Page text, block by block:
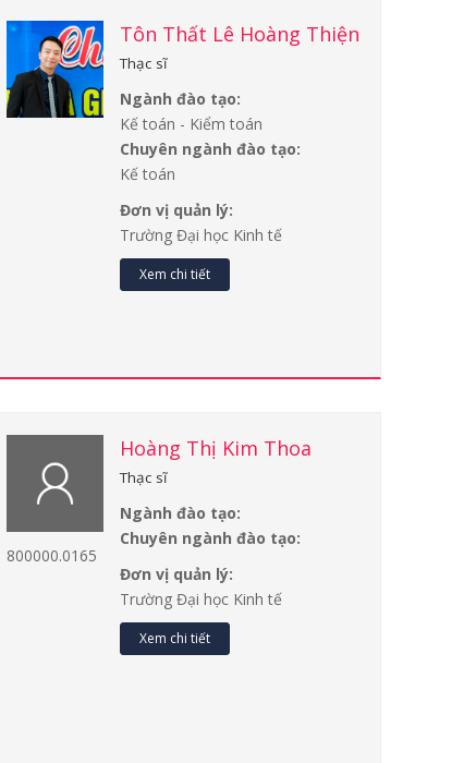
Tôn Thất Lê Hoàng Thiện
Thạc sĩ
Ngành đào tạo:
Kế toán - Kiểm toán
Chuyên ngành đào tạo:
Kế toán
Đơn vị quản lý:
Trường Đại học Kinh tế
Xem chi tiết
800000.0165
Hoàng Thị Kim Thoa
Thạc sĩ
Ngành đào tạo:
Chuyên ngành đào tạo:
Đơn vị quản lý:
Trường Đại học Kinh tế
Xem chi tiết